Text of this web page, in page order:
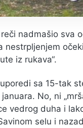
nadmašio sva
iz rukava“.
sa 15-tak
No, ni
vedrog duha i
selu i